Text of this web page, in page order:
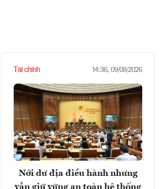
Tài chính 14:36, 09/08/2026
Nới dư địa điều hành nhưng
vẫn giữ vững an toàn hệ thống